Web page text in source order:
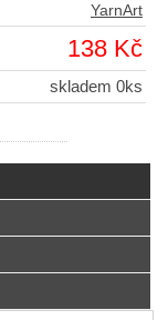
YarnArt
138 Kč
skladem 0ks